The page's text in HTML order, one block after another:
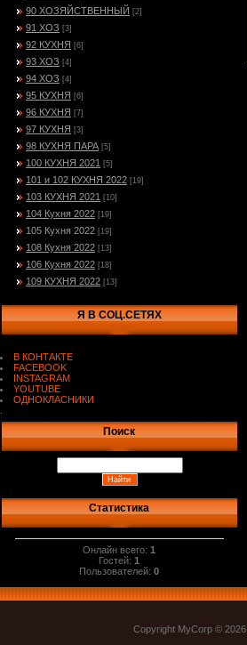
90 ХОЗЯЙСТВЕННЫЙ [2]
91 ХОЗ [3]
92 КУХНЯ [6]
93 ХОЗ [4]
94 ХОЗ [4]
95 КУХНЯ [6]
96 КУХНЯ [7]
97 КУХНЯ [3]
98 КУХНЯ ПАРА [5]
100 КУХНЯ 2021 [5]
101 и 102 КУХНЯ 2022 [19]
103 КУХНЯ 2021 [10]
104 Кухня 2022 [19]
105 Кухня 2022 [19]
108 Кухня 2022 [13]
106 Кухня 2022 [18]
109 КУХНЯ 2022 [13]
Я В СОЦ.СЕТЯХ
В КОНТАКТЕ
FACEBOOK
INSTAGRAM
YOUTUBE
ОДНОКЛАСНИКИ
Поиск
Статистика
Онлайн всего:1
Гостей:1
Пользователей:0
Copyright MyCorp © 2026